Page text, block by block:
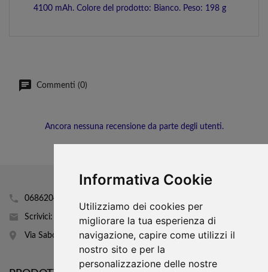
Informativa Cookie
Utilizziamo dei cookies per
migliorare la tua esperienza di
navigazione, capire come utilizzi il
nostro sito e per la
personalizzazione delle nostre
4100 mAh. Colore del prodotto: Bianco. Peso: 198 g
Commenti (0)
Ancora nessuna recensione da parte degli utenti.
0686204160
Scrivici: info@mobhi.it
Via Sabotino 43